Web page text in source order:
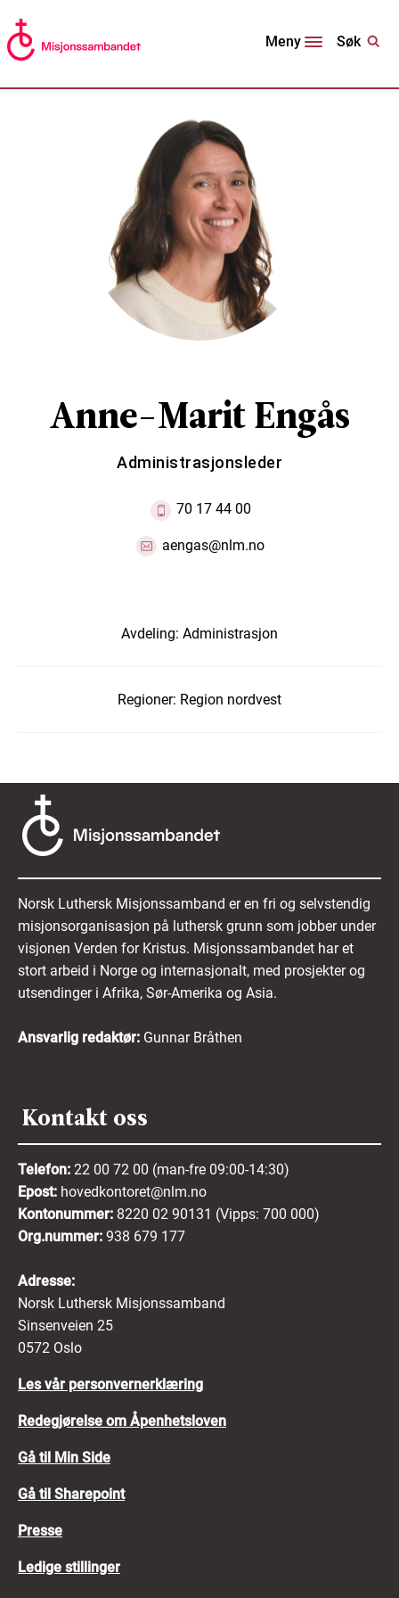
Meny Søk
Anne-Marit Engås
Administrasjonsleder
70 17 44 00
aengas@nlm.no
Avdeling: Administrasjon
Regioner: Region nordvest
Norsk Luthersk Misjonssamband er en fri og selvstendig
misjonsorganisasjon på luthersk grunn som jobber under
visjonen Verden for Kristus. Misjonssambandet har et
stort arbeid i Norge og internasjonalt, med prosjekter og
utsendinger i Afrika, Sør-Amerika og Asia.
Ansvarlig redaktør: Gunnar Bråthen
Kontakt oss
Telefon: 22 00 72 00 (man-fre 09:00-14:30)
Epost: hovedkontoret@nlm.no
Kontonummer: 8220 02 90131 (Vipps: 700 000)
Org.nummer: 938 679 177
Adresse:
Norsk Luthersk Misjonssamband
Sinsenveien 25
0572 Oslo
Les vår personvernerklæring
Redegjørelse om Åpenhetsloven
Gå til Min Side
Gå til Sharepoint
Presse
Ledige stillinger